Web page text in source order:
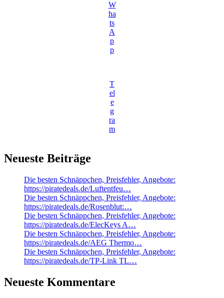
W
ha
ts
A
p
p
T
el
e
g
ra
m
Neueste Beiträge
Die besten Schnäppchen, Preisfehler, Angebote:
https://piratedeals.de/Luftentfeu…
Die besten Schnäppchen, Preisfehler, Angebote:
https://piratedeals.de/Rosenblut:…
Die besten Schnäppchen, Preisfehler, Angebote:
https://piratedeals.de/ElecKeys A…
Die besten Schnäppchen, Preisfehler, Angebote:
https://piratedeals.de/AEG Thermo…
Die besten Schnäppchen, Preisfehler, Angebote:
https://piratedeals.de/TP-Link TL…
Neueste Kommentare